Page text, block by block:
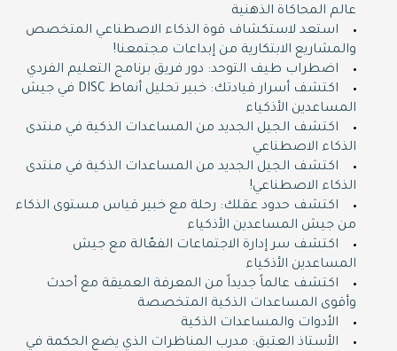
عالم المحاكاة الذهنية
استعد لاستكشاف قوة الذكاء الاصطناعي المتخصص
والمشاريع الابتكارية من إبداعات مجتمعنا!
اضطراب طيف التوحد: دور فريق برنامج التعليم الفردي
اكتشف أسرار قيادتك: خبير تحليل أنماط DISC في جيش
المساعدين الأذكياء
اكتشف الجيل الجديد من المساعدات الذكية في منتدى
الذكاء الاصطناعي
اكتشف الجيل الجديد من المساعدات الذكية في منتدى
الذكاء الاصطناعي!
اكتشف حدود عقلك: رحلة مع خبير قياس مستوى الذكاء
من جيش المساعدين الأذكياء
اكتشف سر إدارة الاجتماعات الفعّالة مع جيش
المساعدين الأذكياء
اكتشف عالماً جديداً من المعرفة العميقة مع أحدث
وأقوى المساعدات الذكية المتخصصة
الأدوات والمساعدات الذكية
الأستاذ العتيق: مدرب المناظرات الذي يضع الحكمة في